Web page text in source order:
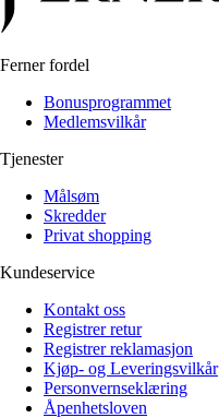
Ferner fordel
Bonusprogrammet
Medlemsvilkår
Tjenester
Målsøm
Skredder
Privat shopping
Kundeservice
Kontakt oss
Registrer retur
Registrer reklamasjon
Kjøp- og Leveringsvilkår
Personvernseklæring
Åpenhetsloven